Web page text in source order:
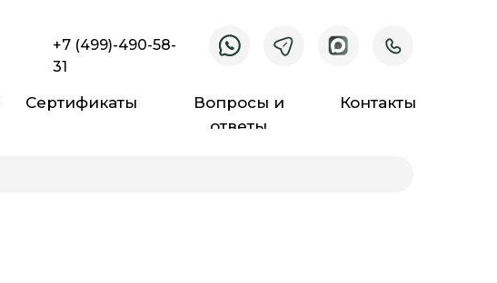
Контакты
Сертификаты
Вопросы и
ответы
+7 (499)-490-58-
31